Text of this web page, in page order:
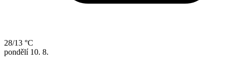
28/13 °C
pondělí 10. 8.